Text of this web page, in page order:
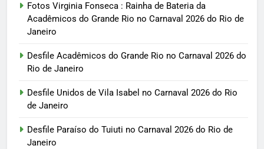
Fotos Virginia Fonseca : Rainha de Bateria da
Acadêmicos do Grande Rio no Carnaval 2026 do Rio de
Janeiro
Desfile Acadêmicos do Grande Rio no Carnaval 2026 do
Rio de Janeiro
Desfile Unidos de Vila Isabel no Carnaval 2026 do Rio
de Janeiro
Desfile Paraíso do Tuiuti no Carnaval 2026 do Rio de
Janeiro